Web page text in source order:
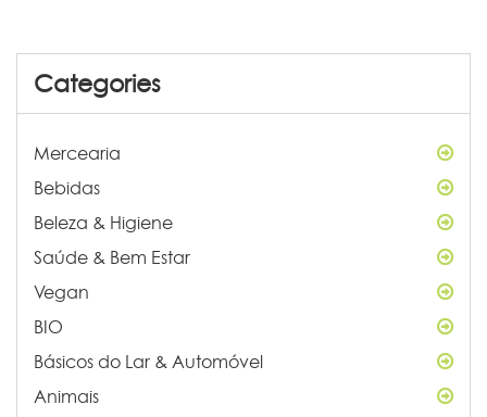
Categories
Mercearia
Bebidas
Beleza & Higiene
Saúde & Bem Estar
Vegan
BIO
Básicos do Lar & Automóvel
Animais